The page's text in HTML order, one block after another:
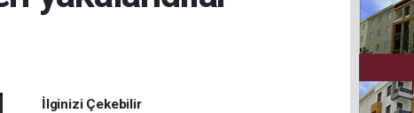
İlginizi Çekebilir